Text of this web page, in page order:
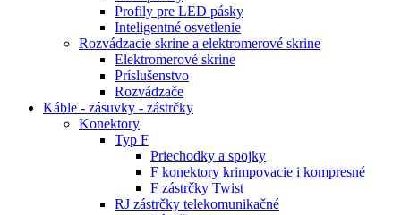
Profily pre LED pásky
Inteligentné osvetlenie
Rozvádzacie skrine a elektromerové skrine
Elektromerové skrine
Príslušenstvo
Rozvádzače
Káble - zásuvky - zástrčky
Konektory
Typ F
Priechodky a spojky
F konektory krimpovacie i kompresné
F zástrčky Twist
RJ zástrčky telekomunikačné